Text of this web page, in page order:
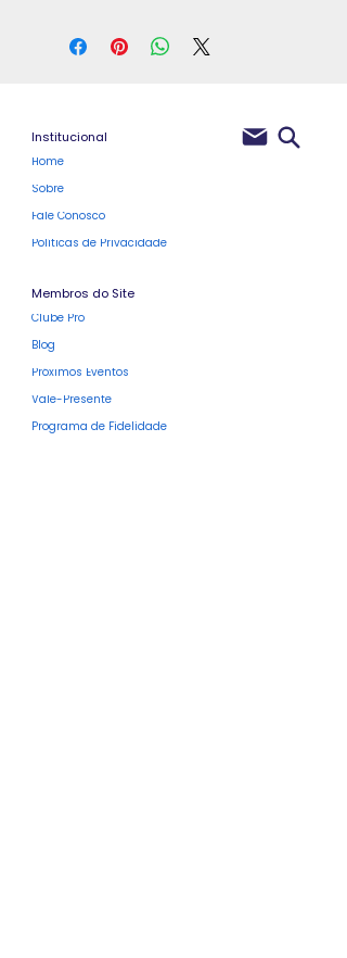
Institucional
Home
Sobre
Fale Conosco
Políticas de Privacidade
Membros do Site
Clube Pro
Blog
Próximos Eventos
Vale-Presente
Programa de Fidelidade